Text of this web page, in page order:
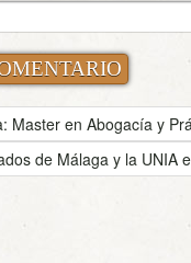
Master en Abogacía y
de Málaga y la